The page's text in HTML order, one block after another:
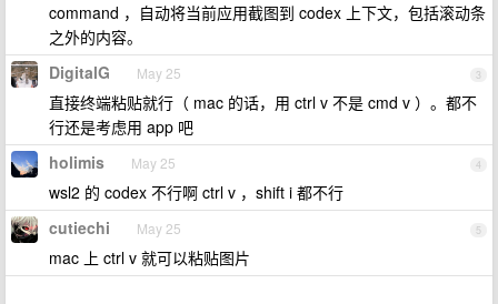
command ，自动将当前应用截图到 codex 上下文，包括滚动条
之外的内容。
3
DigitalG May 25
直接终端粘贴就行（ mac 的话，用 ctrl v 不是 cmd v ）。都不
行还是考虑用 app 吧
4
holimis May 25
wsl2 的 codex 不行啊 ctrl v ，shift i 都不行
5
cutiechi May 25
mac 上 ctrl v 就可以粘贴图片